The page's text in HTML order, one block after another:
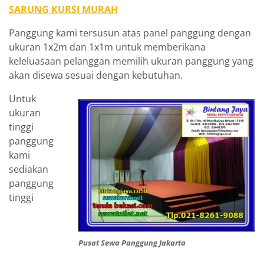
SARUNG KURSI MURAH
Panggung kami tersusun atas panel panggung dengan
ukuran 1x2m dan 1x1m untuk memberikana
keleluasaan pelanggan memilih ukuran panggung yang
akan disewa sesuai dengan kebutuhan.
Pusat Sewa Panggung Jakarta
Untuk
ukuran
tinggi
panggung
kami
sediakan
panggung
tinggi